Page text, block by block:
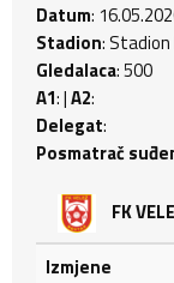
Datum:
Stadion:
Gledalaca: 500
A1: |A2:
Delegat:
Posmatrač
FK
Izmjene